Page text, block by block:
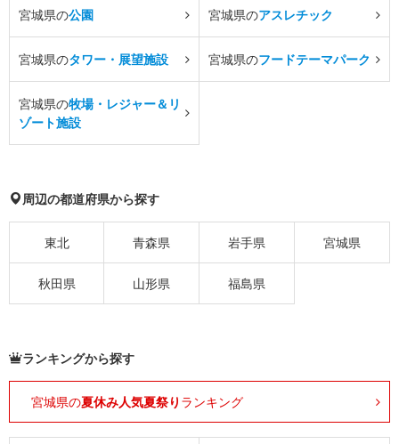
宮城県の公園 宮城県のアスレチック
宮城県のタワー・展望施設 宮城県のフードテーマパーク
宮城県の牧場・レジャー＆リ
ゾート施設
周辺の都道府県から探す
東北 青森県 岩手県 宮城県
秋田県 山形県 福島県
ランキングから探す
宮城県の夏休み人気夏祭り ランキング